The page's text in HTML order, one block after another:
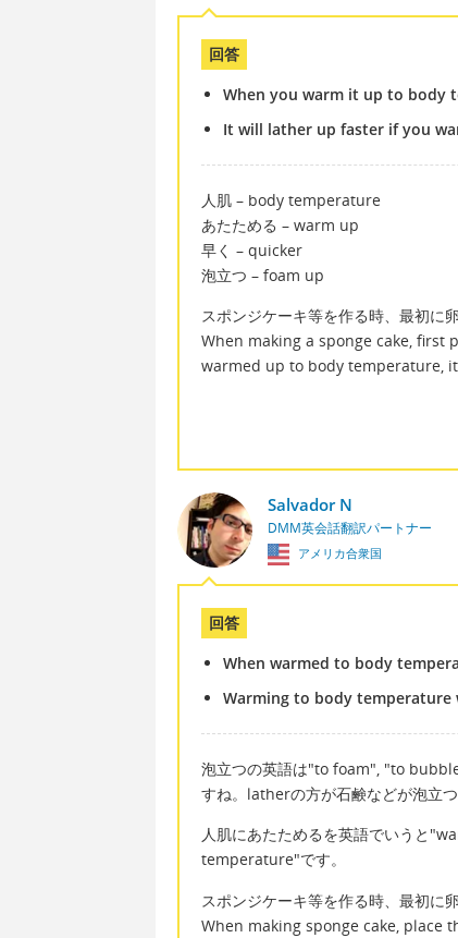
回答
When you warm it up to body
It will lather up faster if you
人肌 – body temperature
あたためる – warm up
早く – quicker
泡立つ – foam up
スポンジケーキ等を作る時、最初に
When making a sponge cake, first
warmed up to body temperature,
Salvador N
DMM英会話翻訳パートナー
アメリカ合衆国
回答
When warmed to body
Warming to body
泡立つの英語は"to foam", "to
すね。latherの方が石鹸などが泡立つ
人肌にあたためるを英語でいうと
temperature"です。
スポンジケーキ等を作る時、最初に
When making sponge cake, place